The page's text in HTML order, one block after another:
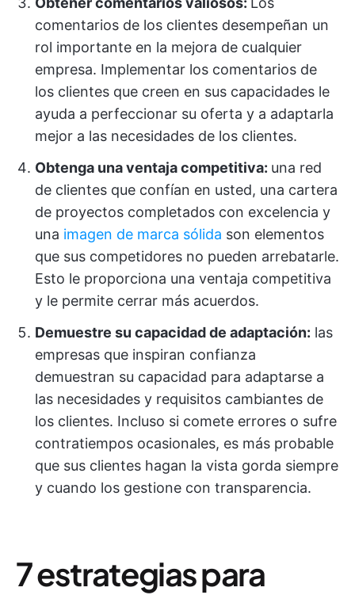
comentarios de los clientes desempeñan un
rol importante en la mejora de cualquier
empresa. Implementar los comentarios de
los clientes que creen en sus capacidades le
ayuda a perfeccionar su oferta y a adaptarla
mejor a las necesidades de los clientes.
Obtenga una ventaja competitiva: una red
de clientes que confían en usted, una cartera
de proyectos completados con excelencia y
una imagen de marca sólida son elementos
que sus competidores no pueden arrebatarle.
Esto le proporciona una ventaja competitiva
y le permite cerrar más acuerdos.
Demuestre su capacidad de adaptación: las
empresas que inspiran confianza
demuestran su capacidad para adaptarse a
las necesidades y requisitos cambiantes de
los clientes. Incluso si comete errores o sufre
contratiempos ocasionales, es más probable
que sus clientes hagan la vista gorda siempre
y cuando los gestione con transparencia.
7 estrategias para